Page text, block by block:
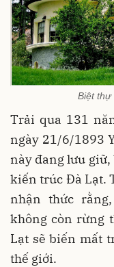
Biệt thự
Trải qua 131
ngày 21/6/1893
này đang lưu
kiến trúc Đà Lạt.
nhận thức
không còn rừng
Lạt sẽ biến mất
thế giới.